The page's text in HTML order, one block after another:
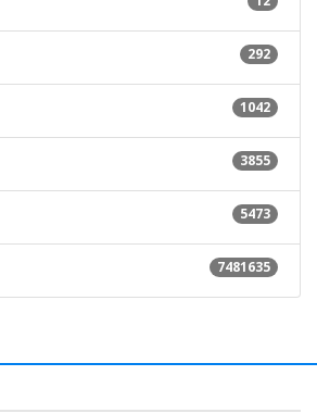
292
1042
3855
5473
7481635